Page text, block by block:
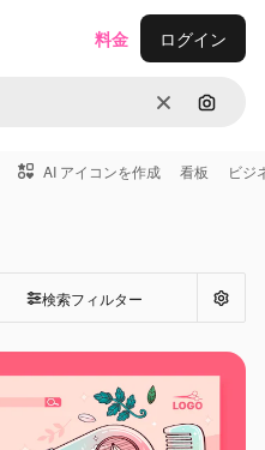
消去 画像で
料金 ログイン
AI アイコンを作成 看板 ビジ
検索フィルター